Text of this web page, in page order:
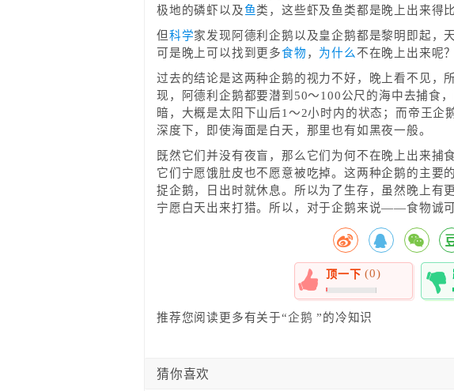
极地的磷虾以及鱼类，这些虾及鱼类都是晚上出来得
但科学家发现阿德利企鹅以及皇企鹅都是黎明即起，
可是晚上可以找到更多食物 ， 为什么不在晚上出来呢？
过去的结论是这两种企鹅的视力不好，晚上看不见，
现，阿德利企鹅都要潜到50～100公尺的海中去捕食
暗，大概是太阳下山后1～2小时内的状态；而帝王企
深度下，即使海面是白天，那里也有如黑夜一般。
既然它们并没有夜盲，那么它们为何不在晚上出来捕
它们宁愿饿肚皮也不愿意被吃掉。这两种企鹅的主要
捉企鹅，日出时就休息。所以为了生存，虽然晚上有
宁愿白天出来打猎。所以，对于企鹅来说——食物诚可
顶一下 (0)
0%
推荐您阅读更多有关于“企鹅 ”的冷知识
猜你喜欢